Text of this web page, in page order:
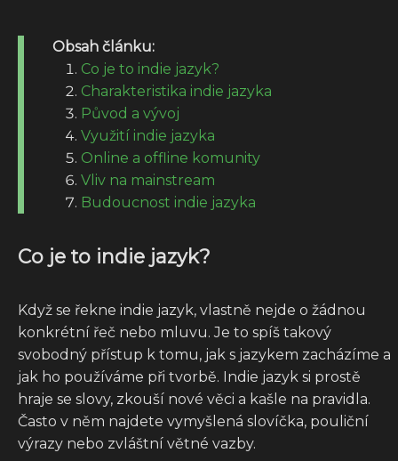
Obsah článku:
Co je to indie jazyk?
Charakteristika indie jazyka
Původ a vývoj
Využití indie jazyka
Online a offline komunity
Vliv na mainstream
Budoucnost indie jazyka
Co je to indie jazyk?
Když se řekne indie jazyk, vlastně nejde o žádnou
konkrétní řeč nebo mluvu. Je to spíš takový
svobodný přístup k tomu, jak s jazykem zacházíme a
jak ho používáme při tvorbě. Indie jazyk si prostě
hraje se slovy, zkouší nové věci a kašle na pravidla.
Často v něm najdete vymyšlená slovíčka, pouliční
výrazy nebo zvláštní větné vazby.